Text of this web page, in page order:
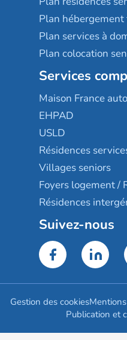
Plan
Plan services à
Plan colocation
Services
Maison France
EHPAD
USLD
Résidences
Villages seniors
Foyers logement /
Résidences
Suivez-nous
Gestion des cookies
Publication et